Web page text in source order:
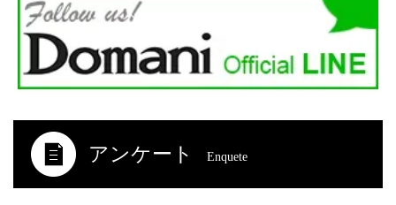
アンケート Enquete